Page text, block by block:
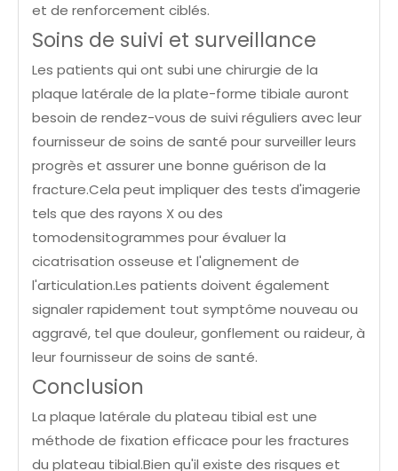
et de renforcement ciblés.
Soins de suivi et surveillance
Les patients qui ont subi une chirurgie de la
plaque latérale de la plate-forme tibiale auront
besoin de rendez-vous de suivi réguliers avec leur
fournisseur de soins de santé pour surveiller leurs
progrès et assurer une bonne guérison de la
fracture.Cela peut impliquer des tests d'imagerie
tels que des rayons X ou des
tomodensitogrammes pour évaluer la
cicatrisation osseuse et l'alignement de
l'articulation.Les patients doivent également
signaler rapidement tout symptôme nouveau ou
aggravé, tel que douleur, gonflement ou raideur, à
leur fournisseur de soins de santé.
Conclusion
La plaque latérale du plateau tibial est une
méthode de fixation efficace pour les fractures
du plateau tibial.Bien qu'il existe des risques et